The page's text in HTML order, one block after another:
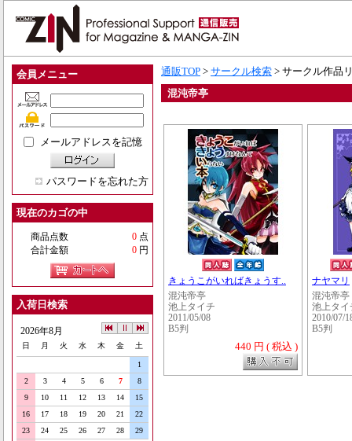
会員メニュー
メールアドレスを記憶
パスワードを忘れた方
現在のカゴの中
商品点数 0 点
合計金額
0 円
入荷日検索
2026年8月
日 月 火 水 木 金 土
1
2
3 4 5 6 7
8
9
10 11 12 13 14
15
16
17 18 19 20 21
22
23
24 25 26 27 28
29
通販TOP > サークル検索 > サークル作品
混沌帝亭
きょうこがいればきょうす..
混沌帝亭
池上タイチ
2011/05/08
B5判
440 円 ( 税込 )
ナヤマリ
混沌帝亭
池上タイ
2010/07/
B5判